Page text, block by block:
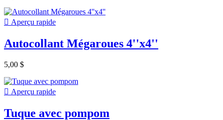
 Aperçu rapide
Autocollant Mégaroues 4''x4''
5,00 $
 Aperçu rapide
Tuque avec pompom